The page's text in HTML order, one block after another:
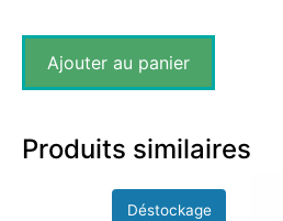
Ajouter au panier
Produits similaires